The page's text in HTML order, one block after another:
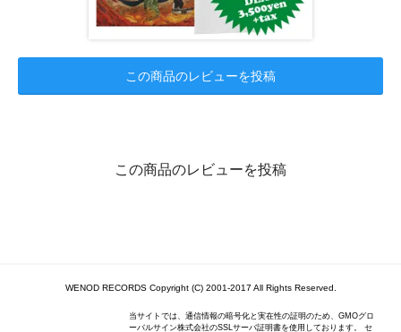
この商品のレビューを投稿
この商品のレビューを投稿
WENOD RECORDS Copyright (C) 2001-2017 All Rights Reserved.
当サイトでは、通信情報の暗号化と実在性の証明のため、GMOグロ
ーバルサイン株式会社のSSLサーバ証明書を使用しております。 セ